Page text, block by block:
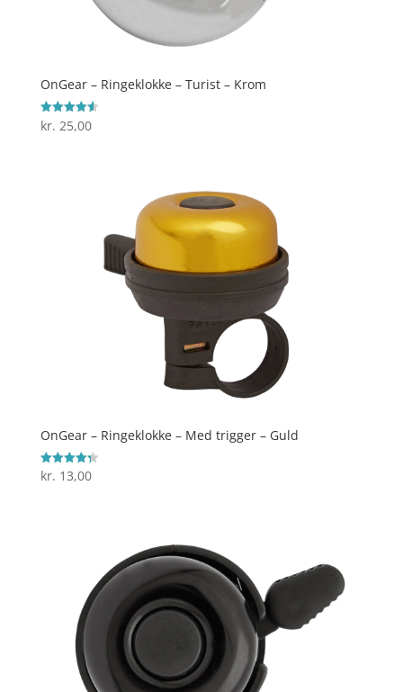
OnGear – Ringeklokke – Turist – Krom
Vurderet
4.6
kr. 25,00
OnGear – Ringeklokke – Med trigger – Guld
Vurderet
4.3
kr. 13,00